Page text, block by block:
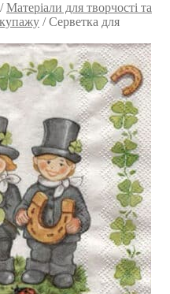
/Матеріали для творчості та
/Серветка для